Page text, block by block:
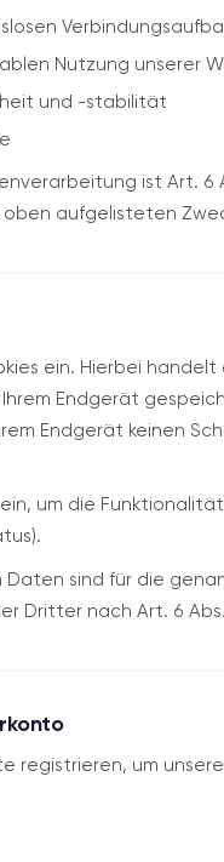
Nutzung unserer
und -stabilität
ist Art. 6
aufgelisteten
ein. Hierbei handelt
Endgerät
Endgerät keinen
um die
sind für die
Dritter nach Art. 6 Abs.
registrieren, um